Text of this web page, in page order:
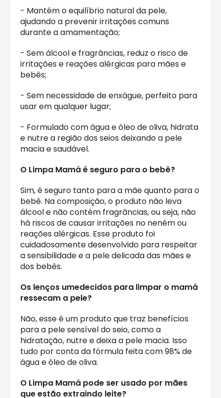
- Mantém o equilíbrio natural da pele,
ajudando a prevenir irritações comuns
durante a amamentação;
- Sem álcool e fragrâncias, reduz o risco de
irritações e reações alérgicas para mães e
bebês;
- Sem necessidade de enxágue, perfeito para
usar em qualquer lugar;
- Formulado com água e óleo de oliva, hidrata
e nutre a região dos seios deixando a pele
macia e saudável.
O Limpa Mamá é seguro para o bebê?
Sim, é seguro tanto para a mãe quanto para o
bebê. Na composição, o produto não leva
álcool e não contém fragrâncias, ou seja, não
há riscos de causar irritações no neném ou
reações alérgicas. Esse produto foi
cuidadosamente desenvolvido para respeitar
a sensibilidade e a pele delicada das mães e
dos bebês.
Os lenços umedecidos para limpar o mamá
ressecam a pele?
Não, esse é um produto que traz benefícios
para a pele sensível do seio, como a
hidratação, nutre e deixa a pele macia. Isso
tudo por conta da fórmula feita com 98% de
água e óleo de oliva.
O Limpa Mamá pode ser usado por mães
que estão extraindo leite?